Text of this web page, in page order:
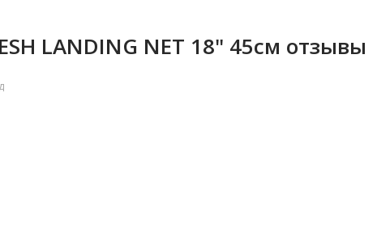
LANDING NET 18" 45см отзывы